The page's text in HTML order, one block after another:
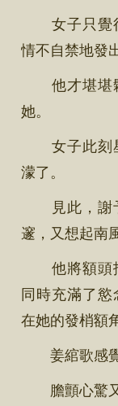
女子只覺得
情不自禁地發
他才堪堪
她。
女子此刻
濛了。
見此，謝
邃，又想起南
他將額頭
同時充滿了
在她的發梢額
姜綰歌感覺
膽顫心驚又